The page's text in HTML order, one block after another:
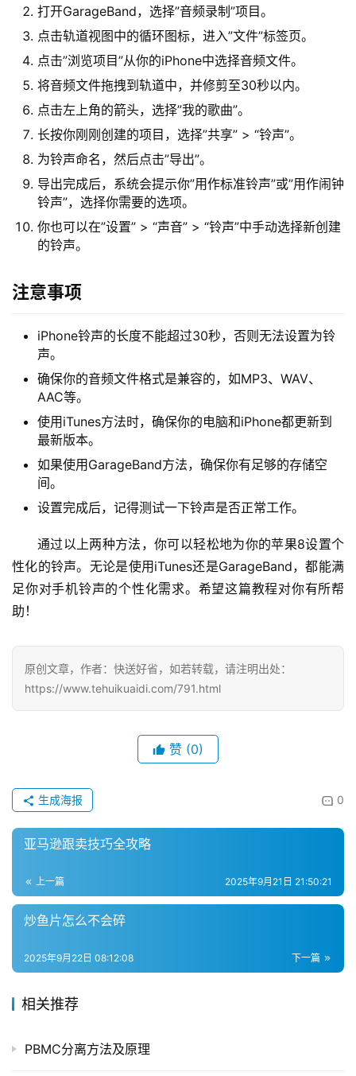
页
物
科
快
分
类
打开GarageBand，选择”音频录制”项目。
点击轨道视图中的循环图标，进入”文件”标签页。
点击”浏览项目”从你的iPhone中选择音频文件。
将音频文件拖拽到轨道中，并修剪至30秒以内。
点击左上角的箭头，选择”我的歌曲”。
长按你刚刚创建的项目，选择”共享” > “铃声”。
为铃声命名，然后点击”导出”。
导出完成后，系统会提示你”用作标准铃声”或”用作闹钟
铃声”，选择你需要的选项。
你也可以在”设置” > “声音” > “铃声”中手动选择新创建
的铃声。
注意事项
iPhone铃声的长度不能超过30秒，否则无法设置为铃
声。
确保你的音频文件格式是兼容的，如MP3、WAV、
AAC等。
使用iTunes方法时，确保你的电脑和iPhone都更新到
最新版本。
如果使用GarageBand方法，确保你有足够的存储空
间。
设置完成后，记得测试一下铃声是否正常工作。
通过以上两种方法，你可以轻松地为你的苹果8设置个
性化的铃声。无论是使用iTunes还是GarageBand，都能满
足你对手机铃声的个性化需求。希望这篇教程对你有所帮
助！
原创文章，作者：快送好省，如若转载，请注明出处：
https://www.tehuikuaidi.com/791.html
赞 (0)
0
生成海报
亚马逊跟卖技巧全攻略
上一篇 2025年9月21日 21:50:21
炒鱼片怎么不会碎
下一篇
2025年9月22日 08:12:08
相关推荐
PBMC分离方法及原理